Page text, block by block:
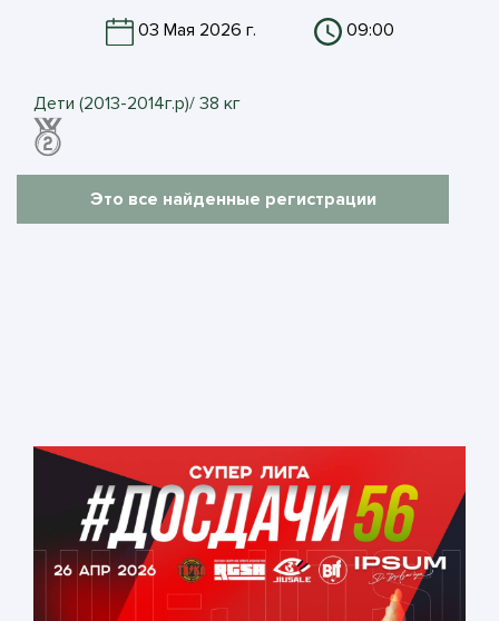
03 Мая 2026 г. 09:00
Дети (2013-2014г.р)/ 38 кг
Это все найденные регистрации